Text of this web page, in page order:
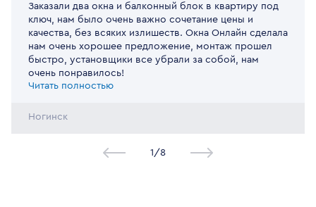
Заказали два окна и балконный блок в квартиру под
ключ, нам было очень важно сочетание цены и
качества, без всяких излишеств. Окна Онлайн сделала
нам очень хорошее предложение, монтаж прошел
быстро, установщики все убрали за собой, нам
очень понравилось!
Читать полностью
Ногинск
1 /8